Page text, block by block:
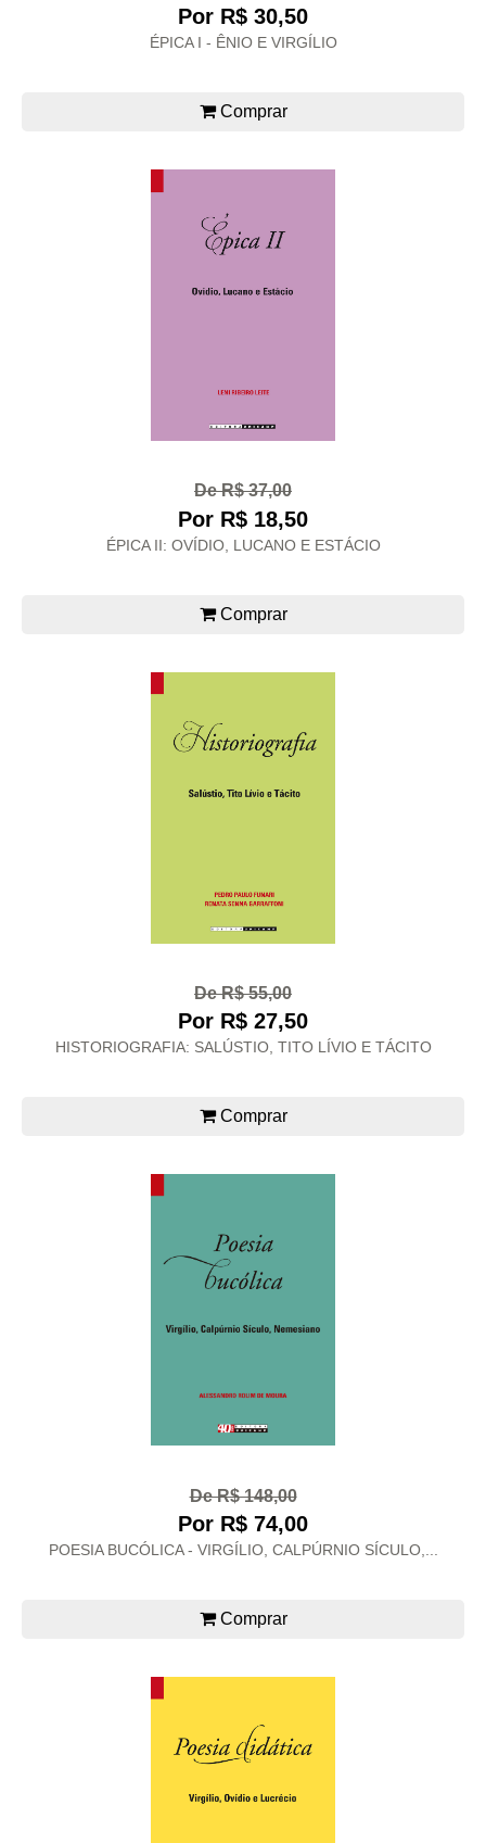
Por R$ 30,50
ÉPICA I - ÊNIO E VIRGÍLIO
Comprar
De R$ 37,00
Por R$ 18,50
ÉPICA II: OVÍDIO, LUCANO E ESTÁCIO
Comprar
De R$ 55,00
Por R$ 27,50
HISTORIOGRAFIA: SALÚSTIO, TITO LÍVIO E TÁCITO
Comprar
De R$ 148,00
Por R$ 74,00
POESIA BUCÓLICA - VIRGÍLIO, CALPÚRNIO SÍCULO,...
Comprar